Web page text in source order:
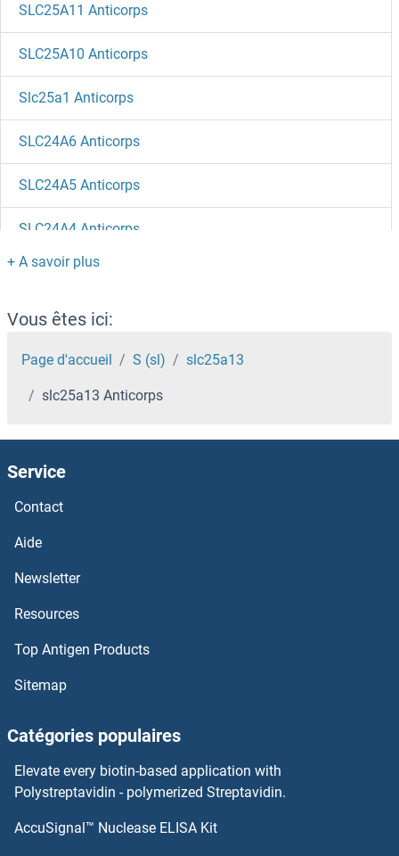
SLC25A11 Anticorps
SLC25A10 Anticorps
Slc25a1 Anticorps
SLC24A6 Anticorps
SLC24A5 Anticorps
SLC24A4 Anticorps
SLC24A3 Anticorps
SLC24A2 Anticorps
SLC24A1 Anticorps
SLC23A3 Anticorps
SLC22A9 Anticorps
SLC22A8 Anticorps
SLC22A6 Anticorps
SLC22A25 Anticorps
SLC25A14 Anticorps
Vous êtes ici:
Page d'accueil S (sl) slc25a13
slc25a13 Anticorps
Service
Contact
Aide
Newsletter
Resources
Top Antigen Products
Sitemap
Catégories populaires
Elevate every biotin-based application with
Polystreptavidin - polymerized Streptavidin.
AccuSignal™ Nuclease ELISA Kit